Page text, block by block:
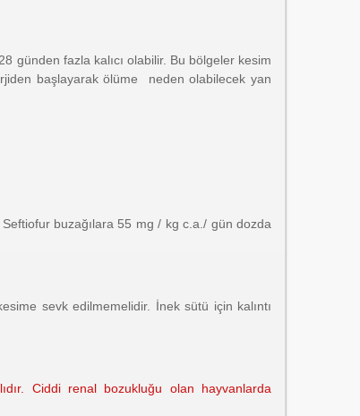
günden fazla kalıcı olabilir. Bu bölgeler kesim
başlayarak ölüme neden olabilecek yan
buzağılara 55 mg / kg c.a./ gün dozda
sevk edilmemelidir. İnek sütü için kalıntı
Ciddi renal bozukluğu olan hayvanlarda